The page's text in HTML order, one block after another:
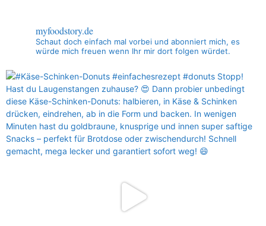
myfoodstory.de
Schaut doch einfach mal vorbei und abonniert mich, es
würde mich freuen wenn Ihr mir dort folgen würdet.